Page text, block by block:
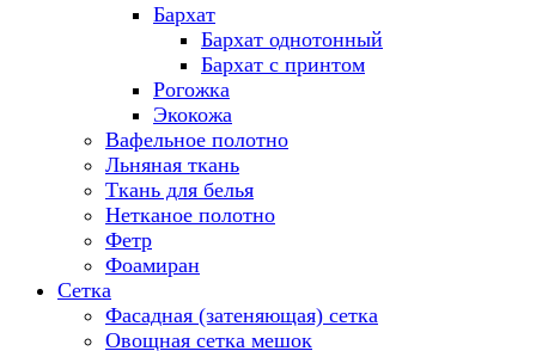
Бархат
Бархат однотонный
Бархат с принтом
Рогожка
Экокожа
Вафельное полотно
Льняная ткань
Ткань для белья
Нетканое полотно
Фетр
Фоамиран
Сетка
Фасадная (затеняющая) сетка
Овощная сетка мешок